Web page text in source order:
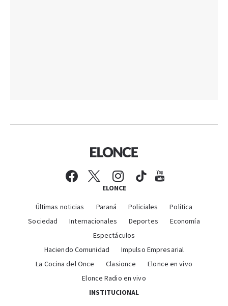
ELONCE
Últimas noticias Paraná Policiales
Política
Sociedad
Internacionales Deportes
Economía
Espectáculos
Haciendo Comunidad
Impulso Empresarial
La Cocina del Once
Clasionce
Elonce en vivo
Elonce Radio en vivo
INSTITUCIONAL